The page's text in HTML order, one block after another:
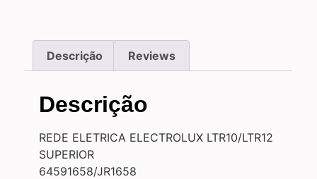
Descrição Reviews
Descrição
REDE ELETRICA ELECTROLUX LTR10/LTR12
SUPERIOR
64591658/JR1658